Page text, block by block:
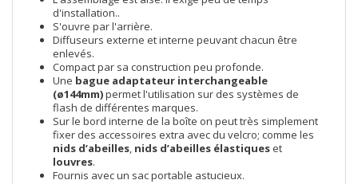
d'installation..
S'ouvre par l'arrière.
Diffuseurs externe et interne peuvant chacun être
enlevés.
Compact par sa construction peu profonde.
Une bague adaptateur interchangeable
(ø144mm)permet l'utilisation sur des systèmes de
flash de différentes marques.
Sur le bord interne de la boîte on peut très simplement
fixer des accessoires extra avec du velcro; comme les
nids d’abeilles, nids d’abeilles élastiques et
louvres.
Fournis avec un sac portable astucieux.